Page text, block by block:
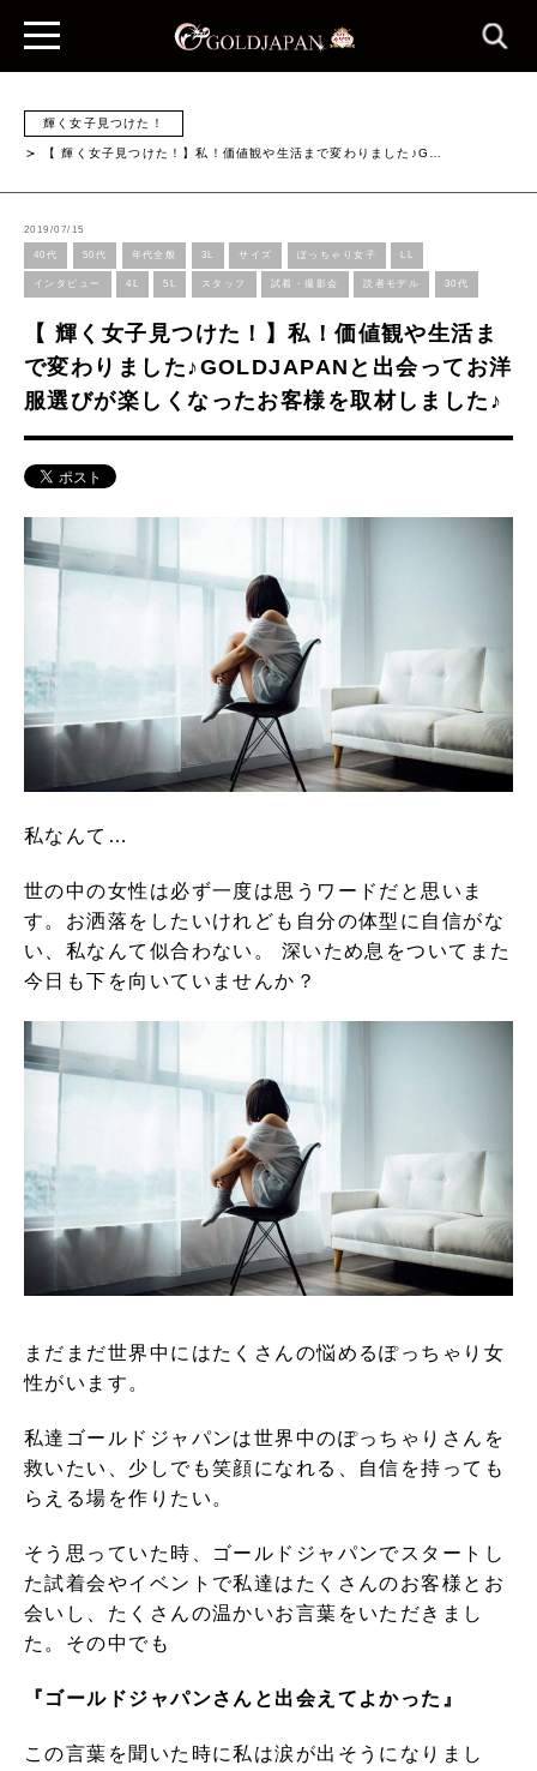
輝く女子見つけた！
【 輝く女子見つけた！】私！価値観や生活まで変わりました♪G…
2019/07/15
40代 50代 年代全般 3L サイズ ぽっちゃり女子 LL
インタビュー 4L 5L スタッフ 試着・撮影会 読者モデル 30代
【 輝く女子見つけた！】私！価値観や生活ま
で変わりました♪GOLDJAPANと出会ってお洋
服選びが楽しくなったお客様を取材しました♪
私なんて…
世の中の女性は必ず一度は思うワードだと思いま
す。お洒落をしたいけれども自分の体型に自信がな
い、私なんて似合わない。 深いため息をついてまた
今日も下を向いていませんか？
まだまだ世界中にはたくさんの悩めるぽっちゃり女
性がいます。
私達ゴールドジャパンは世界中のぽっちゃりさんを
救いたい、少しでも笑顔になれる、自信を持っても
らえる場を作りたい。
そう思っていた時、ゴールドジャパンでスタートし
た試着会やイベントで私達はたくさんのお客様とお
会いし、たくさんの温かいお言葉をいただきまし
た。その中でも
『ゴールドジャパンさんと出会えてよかった』
この言葉を聞いた時に私は涙が出そうになりまし